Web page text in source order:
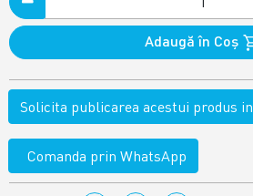
Adaugă în Coş
Solicita publicarea acestui produs
Comanda prin WhatsApp